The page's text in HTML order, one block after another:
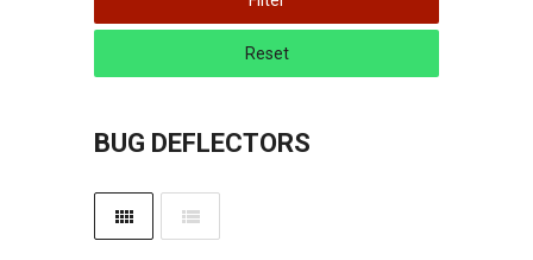
Reset
BUG DEFLECTORS